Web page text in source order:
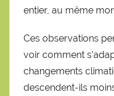
entier, au même
Ces observations
voir comment
changements
descendent-ils